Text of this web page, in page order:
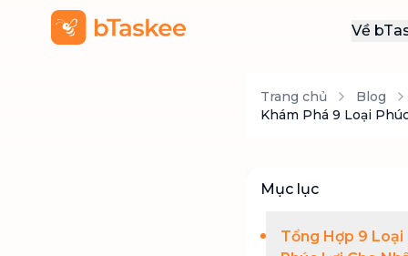
Về
Trang chủ Blog
Khám Phá 9 Loại
Mục lục
Tổng Hợp 9 Loại